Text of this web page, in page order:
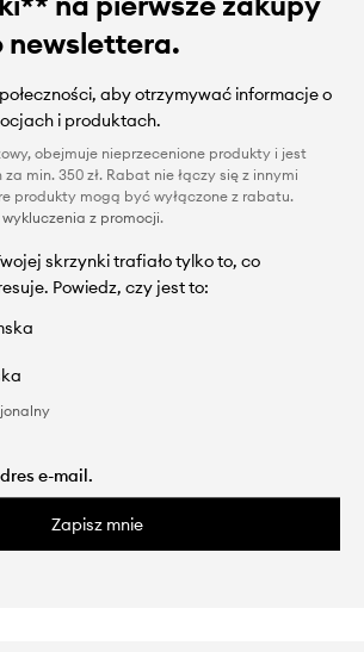
newslettera.
aby otrzymywać informacje o
i produktach.
obejmuje nieprzecenione produkty i jest
min. 350 zł. Rabat nie łączy się z innymi
produkty mogą być wyłączone z rabatu.
wykluczenia z promocji.
skrzynki trafiało tylko to, co
Powiedz, czy jest to:
Zapisz mnie